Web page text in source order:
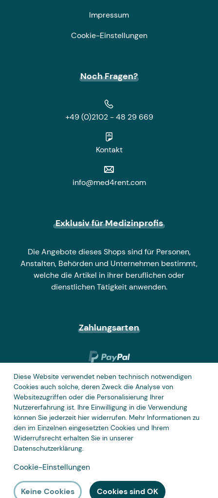
Impressum
Cookie-Einstellungen
Noch Fragen?
+49 (0)2102 - 48 29 669
Kontakt
info@med4rent.com
Exklusiv für Medizinprofis
Die Angebote dieses Shops sind für Personen,
Anstalten, Behörden und Unternehmen bestimmt,
welche die Artikel in ihrer beruflichen oder
dienstlichen Tätigkeit anwenden.
Zahlungsarten
Diese Website verwendet neben technisch notwendigen
Cookies auch solche, deren Zweck die Analyse von
Websitezugriffen oder die Personalisierung Ihrer
Nutzererfahrung ist. Ihre Einwilligung in die Verwendung
können Sie jederzeit hier widerrufen. Mehr Informationen zu
den im Einzelnen eingesetzten Cookies und Ihrem
Widerrufsrecht erhalten Sie in unserer
Datenschutzerklärung.
Cookie-Einstellungen
Keine Cookies Cookies sind OK